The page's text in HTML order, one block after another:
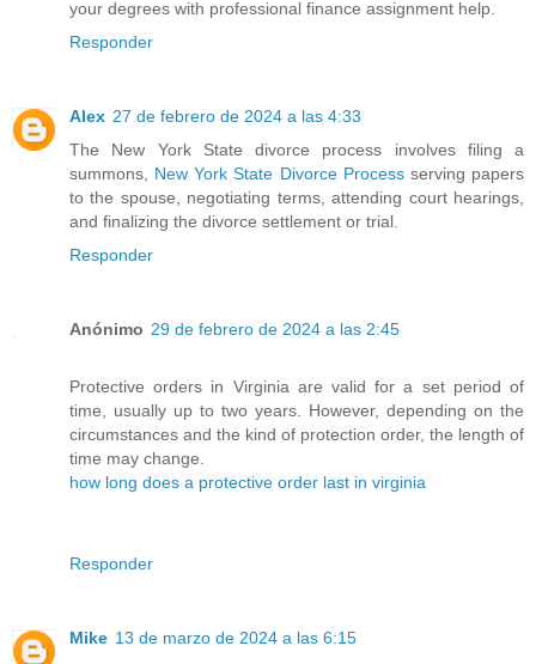
your degrees with professional finance assignment help.
Responder
Alex 27 de febrero de 2024 a las 4:33
The New York State divorce process involves filing a
summons, New York State Divorce Processserving papers
to the spouse, negotiating terms, attending court hearings,
and finalizing the divorce settlement or trial.
Responder
Anónimo 29 de febrero de 2024 a las 2:45
Protective orders in Virginia are valid for a set period of
time, usually up to two years. However, depending on the
circumstances and the kind of protection order, the length of
time may change.
how long does a protective order last in virginia
Responder
Mike 13 de marzo de 2024 a las 6:15